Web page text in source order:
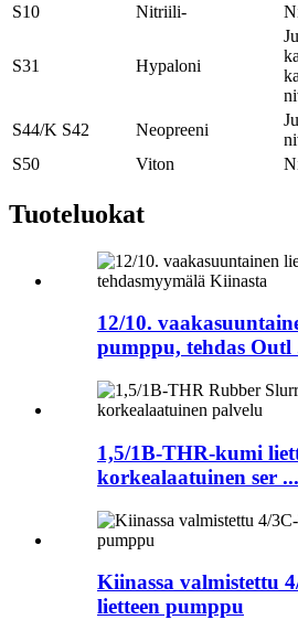
S10
Nitriili-
S31 Hypaloni
S44/K S42
Neopreeni
S50
Viton
Tuoteluokat
12/10.
pumppu, tehdas Outl
1,5/1B-THR-kumi
korkealaatuinen ser ...
Kiinassa valmistettu
lietteen pumppu